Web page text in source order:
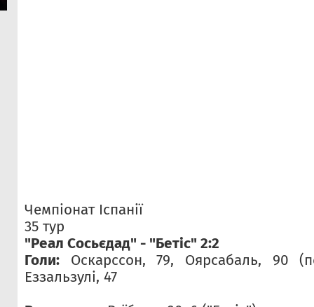
Чемпіонат Іспанії
35 тур
"Реал Сосьєдад" - "Бетіс" 2:2
Голи: Оскарссон, 79, Оярсабаль, 90
Еззальзулі, 47